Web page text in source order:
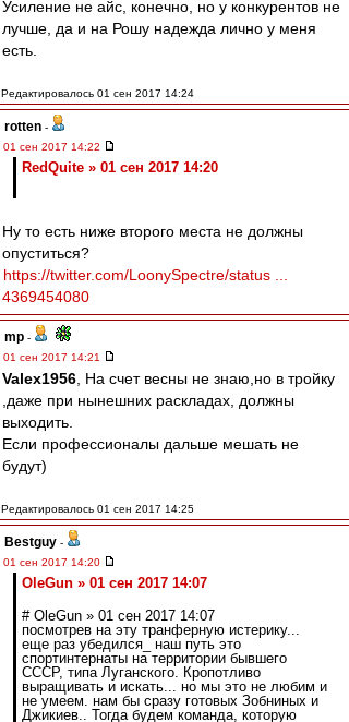
Усиление не айс, конечно, но у конкурентов не
лучше, да и на Рошу надежда лично у меня
есть.
Редактировалось 01 сен 2017 14:24
rotten -
01 сен 2017 14:22
RedQuite » 01 сен 2017 14:20
Ну то есть ниже второго места не должны
опуститься?
https://twitter.com/LoonySpectre/status ...
4369454080
mp -
01 сен 2017 14:21
Valex1956 , На счет весны не знаю,но в тройку
,даже при нынешних раскладах, должны
выходить.
Если профессионалы дальше мешать не
будут)
Редактировалось 01 сен 2017 14:25
Bestguy -
01 сен 2017 14:20
OleGun » 01 сен 2017 14:07
# OleGun » 01 сен 2017 14:07
посмотрев на эту транферную истерику...
еще раз убедился_ наш путь это
спортинтернаты на территории бывшего
СССР, типа Луганского. Кропотливо
выращивать и искать... но мы это не любим и
не умеем. нам бы сразу готовых Зобниных и
Джикиев.. Тогда будем команда, которую